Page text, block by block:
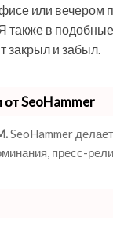
или вечером
также в
закрыл и забыл.
SeoHammer
SeoHammer
пресс-